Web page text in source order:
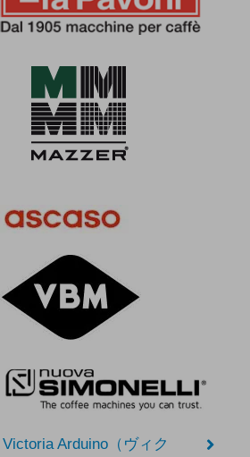
Victoria Arduino（ヴィク